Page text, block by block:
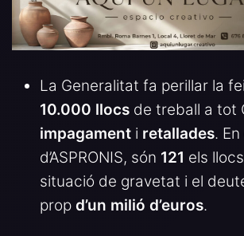
La Generalitat fa perillar la
10.000 llocs de treball a tot
impagament i retallades.
d’ASPRONIS, són 121 els
situació de gravetat i el
prop d’un milió d’euros.